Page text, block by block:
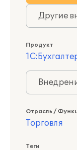
Другие
Продукт
Отрасль /
Торговля
Теги